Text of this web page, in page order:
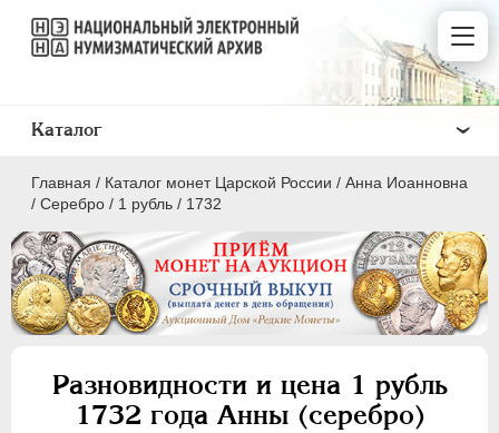
Главная / Каталог монет Царской России / Анна Иоанновна
/ Серебро / 1 рубль / 1732
Разновидности и цена 1 рубль
1732 года Анны (серебро)
Каталог
ПEТР I 1699 - 1725
ПЕТР II 1727-1729
АННА ИОАННОВНА 1730-1740